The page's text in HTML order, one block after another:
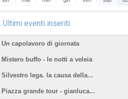
Ultimi eventi inseriti
Un capolavoro di giornata
Mistero buffo - le notti a veleia
Silvestro lega. la causa della...
Piazza grande tour - gianluca...